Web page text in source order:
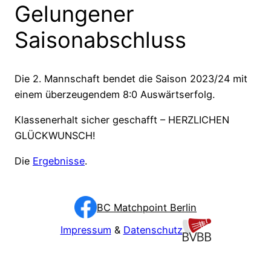
Gelungener
Saisonabschluss
Die 2. Mannschaft bendet die Saison 2023/24 mit
einem überzeugendem 8:0 Auswärtserfolg.
Klassenerhalt sicher geschafft – HERZLICHEN
GLÜCKWUNSCH!
Die Ergebnisse.
BC Matchpoint Berlin
Impressum & Datenschutz